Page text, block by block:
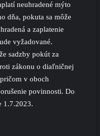
neuhradené mýto
dňa, pokuta sa môže
a zaplatenie
vyžadované.
sadzby pokút za
zákonu o diaľničnej
v oboch
povinnosti. Do
1.7.2023.